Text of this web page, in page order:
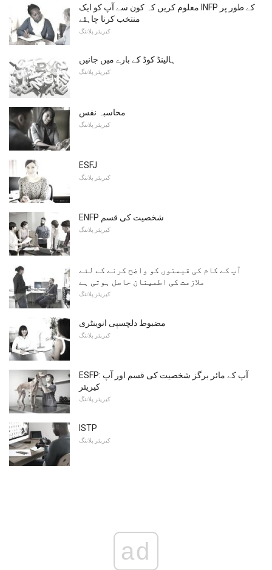
معلوم کریں کہ کون سے آپ کو ایک INFP کے طور پر
منتخب کرنا چاہئے
کیریئر پلاننگ
ہالینڈ کوڈ کے بارے میں جانیں
کیریئر پلاننگ
محاسبہ نفس
کیریئر پلاننگ
ESFJ
کیریئر پلاننگ
ENFP شخصیت کی قسم
کیریئر پلاننگ
آپ کے کام کی قیمتوں کو واضح کرنے کے لئے
ملازمت کی اطمینان حاصل ہوتی ہے
کیریئر پلاننگ
مضبوط دلچسپی انوینٹری
کیریئر پلاننگ
ESFP: آپ کے مائر برگز شخصیت کی قسم اور آپ
کیریئر
کیریئر پلاننگ
ISTP
کیریئر پلاننگ
ad